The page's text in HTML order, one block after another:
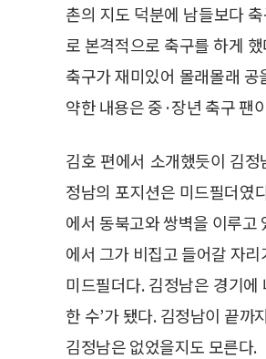
촌의 지도 덕분에 남들보다
로 본격적으로 축구를 하게
축구가 재미있어 몰래몰래
약한 내용은 중·장년 축구 팬
김호 편에서 소개했듯이 김
정남의 포지션은 미드필더였
에서 동북고와 쌍벽을 이루
에서 그가 비집고 들어갈 자
미드필더다. 김정남은 경기
한 수’가 됐다. 김정남이 끝
김정남은 없었을지도 모른다.